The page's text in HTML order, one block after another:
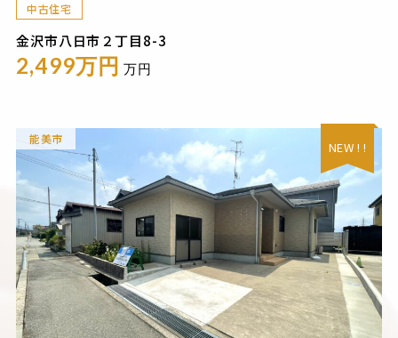
中古住宅
金沢市八日市２丁目8-3
2,499万円 万円
能美市
NEW ! !